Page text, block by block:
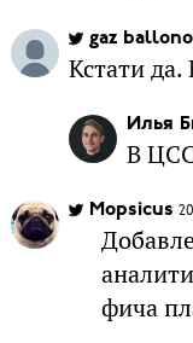
gaz
Кстати
Илья
В
Mopsicus
фича